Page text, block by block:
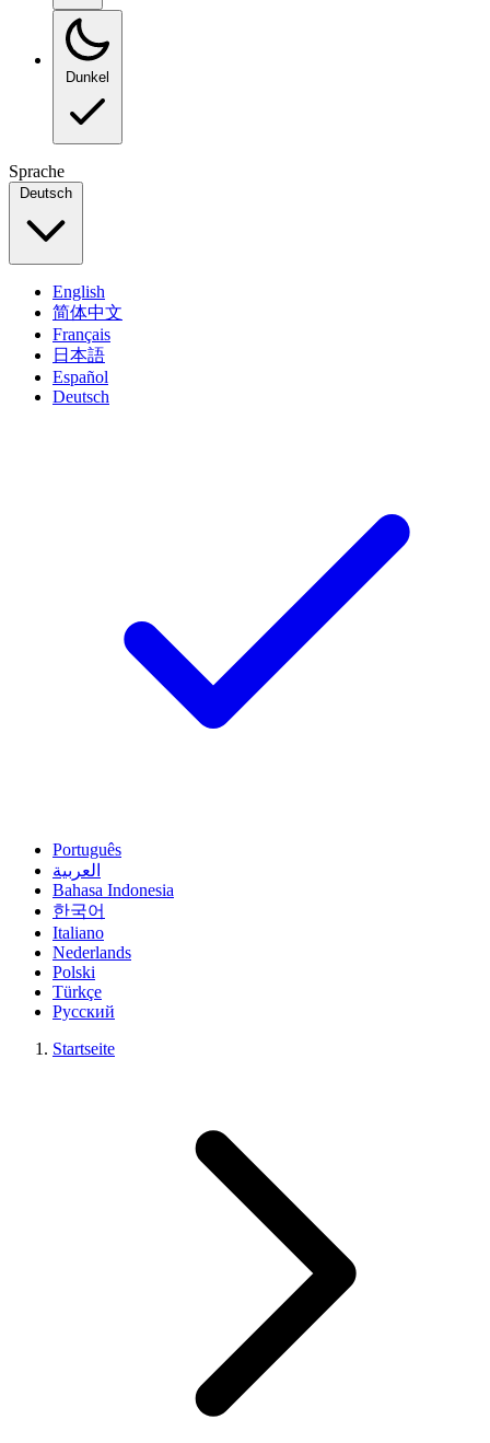
Dunkel
Sprache
Deutsch
English
简体中文
Français
日本語
Español
Deutsch
Português
العربية
Bahasa Indonesia
한국어
Italiano
Nederlands
Polski
Türkçe
Русский
Startseite